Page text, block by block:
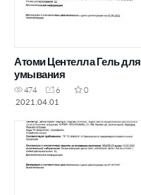
Атоми Центелла Гель для
умывания
474 6
0
2021.04.01